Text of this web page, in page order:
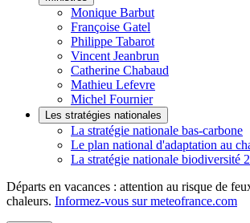
Monique Barbut
Françoise Gatel
Philippe Tabarot
Vincent Jeanbrun
Catherine Chabaud
Mathieu Lefevre
Michel Fournier
Les stratégies nationales
La stratégie nationale bas-carbone
Le plan national d'adaptation au
La stratégie nationale biodiversité
Départs en vacances : attention au risque de
chaleurs. Informez-vous sur meteofrance.com